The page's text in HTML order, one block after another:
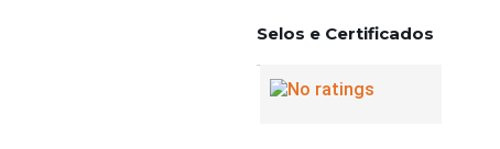
Selos e Certificados